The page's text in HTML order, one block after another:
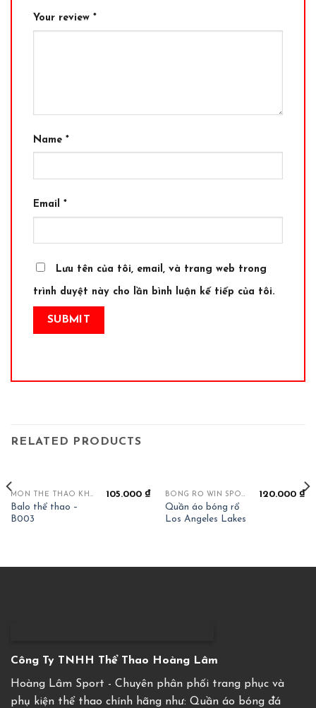
Your review *
Name *
Email *
Lưu tên của tôi, email, và trang web trong
trình duyệt này cho lần bình luận kế tiếp của tôi.
RELATED PRODUCTS
MÔN THỂ THAO KHÁC
Balo thể thao –
B003
105.000₫ BÓNG RỔ WIN SPORT
Quần áo bóng rổ
Los Angeles Lakes
120.000₫
Công Ty TNHH Thể Thao Hoàng Lâm
Hoàng Lâm Sport - Chuyên phân phối trang phục và
phụ kiện thể thao chính hãng như: Quần áo bóng đá